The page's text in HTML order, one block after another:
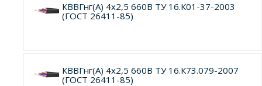
КВВГнг(А) 4х2,5 660В ТУ 16.К01-37-2003
(ГОСТ 26411-85)
КВВГнг(А) 4х2,5 660В ТУ 16.К73.079-2007
(ГОСТ 26411-85)